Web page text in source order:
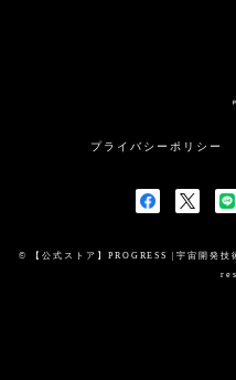
プライバシーポリシー
© 【公式ストア】PROGRESS |宇宙開発